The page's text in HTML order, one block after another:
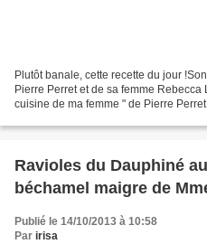
Plutôt banale, cette recette du jour
Pierre Perret et de sa femme
cuisine de ma femme " de Pierre
Ravioles du Dauphiné
béchamel maigre de
Publié le 14/10/2013 à 10:58
Par irisa